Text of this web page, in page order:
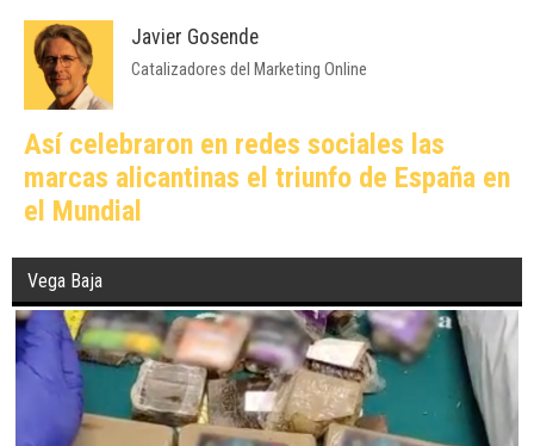
Javier Gosende
Catalizadores del Marketing Online
Así celebraron en redes sociales las
marcas alicantinas el triunfo de España en
el Mundial
Vega Baja